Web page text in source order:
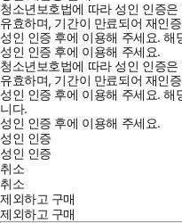
청소년보호법에 따라 성인 인증은
유효하며, 기간이 만료되어 재인
성인 인증 후에 이용해 주세요.해
성인 인증 후에 이용해 주세요.
청소년보호법에 따라 성인 인증은
유효하며, 기간이 만료되어 재인
성인 인증 후에 이용해 주세요.해
니다.
성인 인증 후에 이용해 주세요.
성인 인증
성인 인증
취소
취소
제외하고 구매
제외하고 구매